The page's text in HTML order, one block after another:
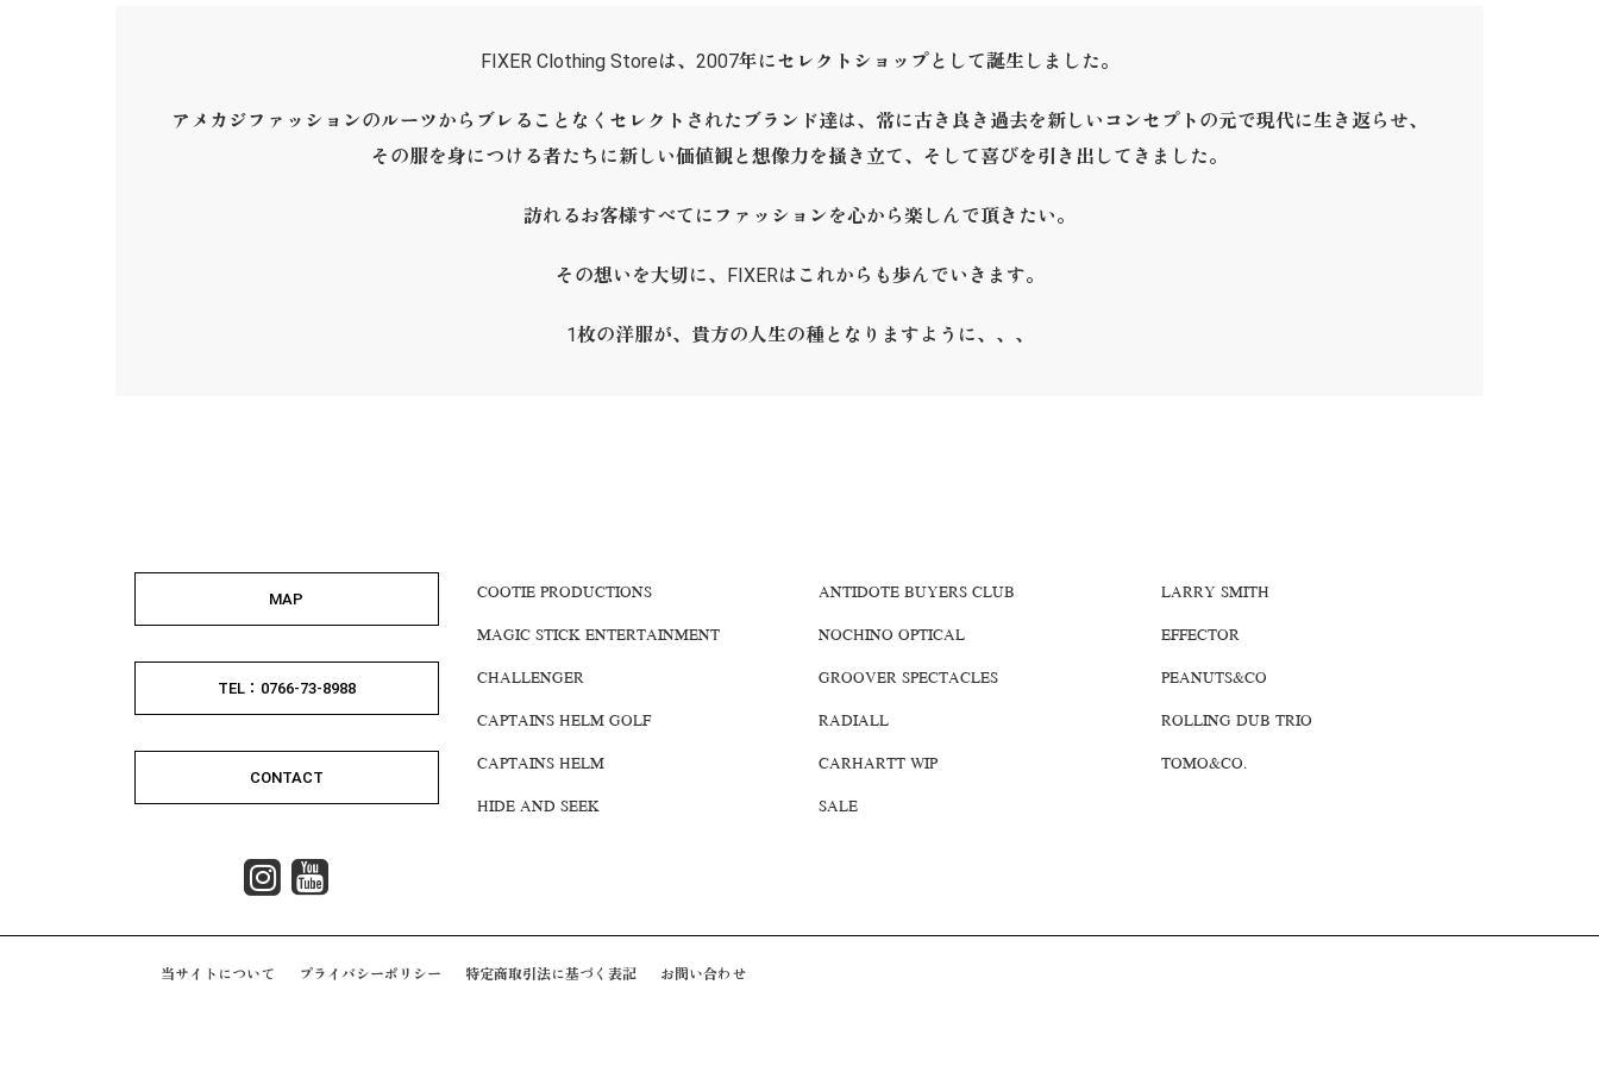
FIXER Clothing Storeは、2007年にセレクトショップとして誕生しました。
アメカジファッションのルーツからブレることなくセレクトされたブランド達は、常に古き良き過去を新しいコンセプトの元で現代に生き返らせ、
その服を身につける者たちに新しい価値観と想像力を掻き立て、そして喜びを引き出してきました。
訪れるお客様すべてにファッションを心から楽しんで頂きたい。
その想いを大切に、FIXERはこれからも歩んでいきます。
1枚の洋服が、貴方の人生の種となりますように、、、
MAP
TEL：0766-73-8988
CONTACT
COOTIE PRODUCTIONS
MAGIC STICK ENTERTAINMENT
CHALLENGER
CAPTAINS HELM GOLF
CAPTAINS HELM
HIDE AND SEEK
ANTIDOTE BUYERS CLUB
NOCHINO OPTICAL
GROOVER SPECTACLES
RADIALL
CARHARTT WIP
SALE
LARRY SMITH
EFFECTOR
PEANUTS&CO
ROLLING DUB TRIO
TOMO&CO.
当サイトについて プライバシーポリシー 特定商取引法に基づく表記 お問い合わせ